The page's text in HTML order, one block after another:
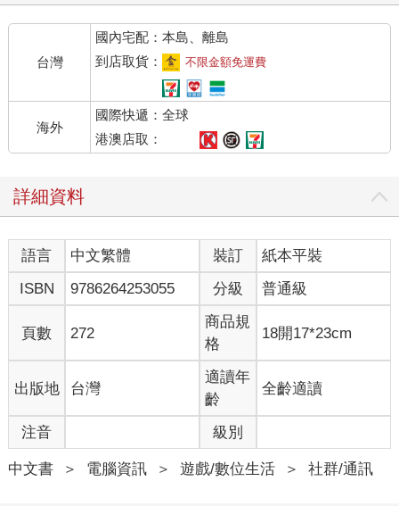
台灣
國內宅配：本島、離島
到店取貨：
不限金額免運費
海外
國際快遞：全球
港澳店取：
詳細資料
語言 中文繁體 裝訂
紙本平裝
ISBN
9786264253055 分級 普通級
頁數 272
商品規
格
18開17*23cm
出版地 台灣
適讀年
齡
全齡適讀
注音 級別
中文書 ＞ 電腦資訊 ＞ 遊戲/數位生活 ＞ 社群/通訊